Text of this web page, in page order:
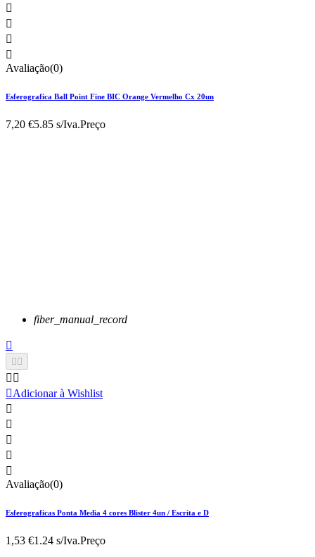




Avaliação(0)
Esferografica Ball Point Fine BIC Orange Vermelho Cx 20un
7,20 €5.85 s/Iva.Preço
fiber_manual_record

 
 
Adicionar à Wishlist





Avaliação(0)
Esferograficas Ponta Media 4 cores Blister 4un / Escrita e D
1,53 €1.24 s/Iva.Preço